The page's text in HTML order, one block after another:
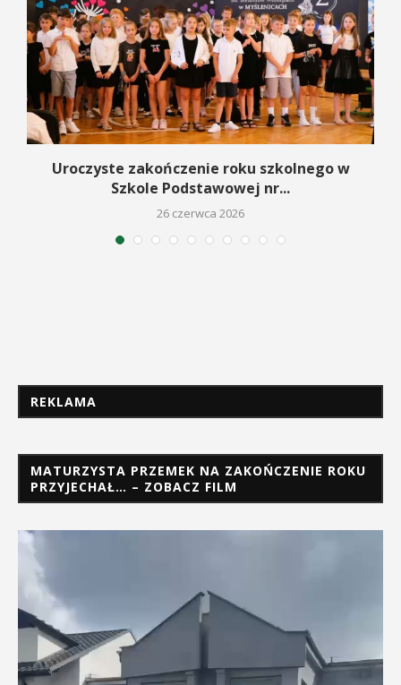
Uroczyste zakończenie roku szkolnego w
Szkole Podstawowej nr...
26 czerwca 2026
REKLAMA
MATURZYSTA PRZEMEK NA ZAKOŃCZENIE ROKU
PRZYJECHAŁ… – ZOBACZ FILM
Odtwarzacz